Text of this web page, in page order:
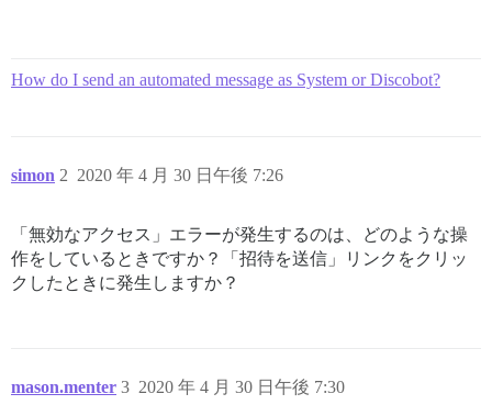
How do I send an automated message as System or Discobot?
simon 2020 年 4 月 30 日午後 7:26
2
「無効なアクセス」エラーが発生するのは、どのような操
作をしているときですか？「招待を送信」リンクをクリッ
クしたときに発生しますか？
mason.menter 2020 年 4 月 30 日午後 7:30
3